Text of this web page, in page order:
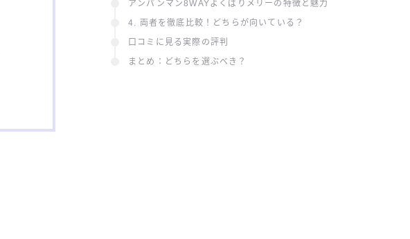
アンパンマン8WAYよくばりメリーの特徴と魅力
4. 両者を徹底比較！どちらが向いている？
口コミに見る実際の評判
まとめ：どちらを選ぶべき？